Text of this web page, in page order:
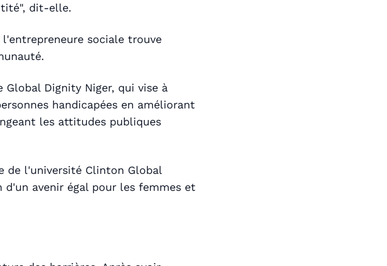
dit-elle.
sociale trouve
Dignity Niger, qui vise à
handicapées en améliorant
les attitudes publiques
de l'université Clinton Global
avenir égal pour les femmes et